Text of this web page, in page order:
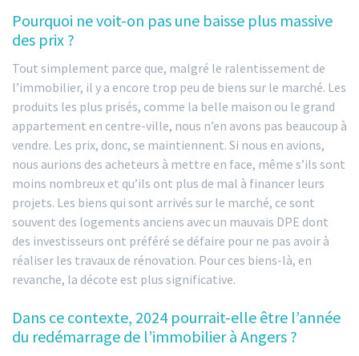
Pourquoi ne voit-on pas une baisse plus massive
des prix ?
Tout simplement parce que, malgré le ralentissement de
l’immobilier, il y a encore trop peu de biens sur le marché. Les
produits les plus prisés, comme la belle maison ou le grand
appartement en centre-ville, nous n’en avons pas beaucoup à
vendre. Les prix, donc, se maintiennent. Si nous en avions,
nous aurions des acheteurs à mettre en face, même s’ils sont
moins nombreux et qu’ils ont plus de mal à financer leurs
projets. Les biens qui sont arrivés sur le marché, ce sont
souvent des logements anciens avec un mauvais DPE dont
des investisseurs ont préféré se défaire pour ne pas avoir à
réaliser les travaux de rénovation. Pour ces biens-là, en
revanche, la décote est plus significative.
Dans ce contexte, 2024 pourrait-elle être l’année
du redémarrage de l’immobilier à Angers ?